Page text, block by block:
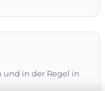
und in der Regel in